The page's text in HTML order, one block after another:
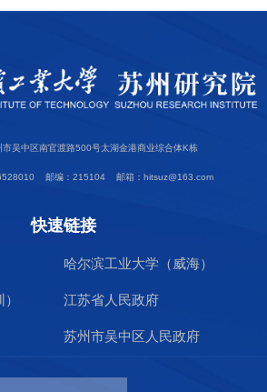
市吴中区南官渡路500号太湖金港商业综合体K栋
邮编：215104 邮箱：hitsuz@163.com
快速链接
哈尔滨工业大学（威海）
江苏省人民政府
苏州市吴中区人民政府